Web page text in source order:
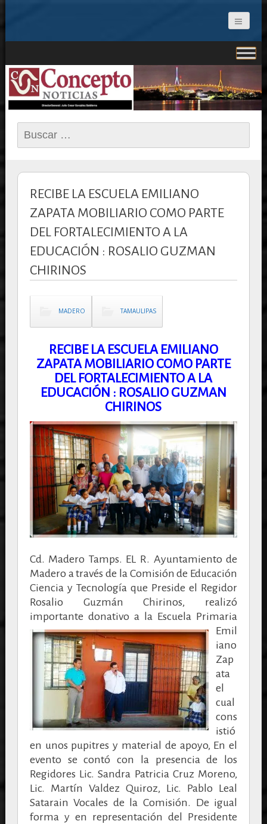
CONCEPTO NOTICIAS
Buscar:
RECIBE LA ESCUELA EMILIANO
ZAPATA MOBILIARIO COMO PARTE
DEL FORTALECIMIENTO A LA
EDUCACIÓN : ROSALIO GUZMAN
CHIRINOS
MADERO TAMAULIPAS
RECIBE LA ESCUELA EMILIANO
ZAPATA MOBILIARIO COMO PARTE
DEL FORTALECIMIENTO A LA
EDUCACIÓN : ROSALIO GUZMAN
CHIRINOS
Cd. Madero Tamps. EL R. Ayuntamiento de
Madero a través de la Comisión de Educación
Ciencia y Tecnología que Preside el Regidor
Rosalio Guzmán Chirinos, realizó
importante donativo a la Escuela Primaria
Emil
iano
Zap
ata
el
cual
cons
istió
en unos pupitres y material de apoyo, En el
evento se contó con la presencia de los
Regidores Lic. Sandra Patricia Cruz Moreno,
Lic. Martín Valdez Quiroz, Lic. Pablo Leal
Satarain Vocales de la Comisión. De igual
forma y en representación del Presidente